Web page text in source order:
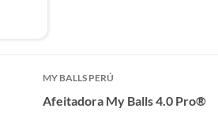
MY BALLS PERÚ
Afeitadora My Balls 4.0 Pro®